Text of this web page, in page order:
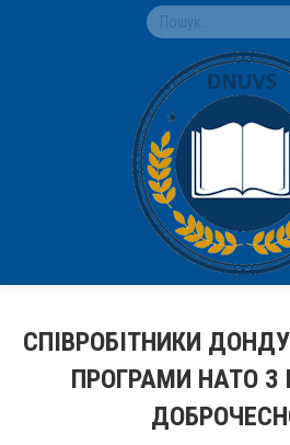
Search:
СПІВРОБІТНИКИ
ПРОГРАМИ НАТО З